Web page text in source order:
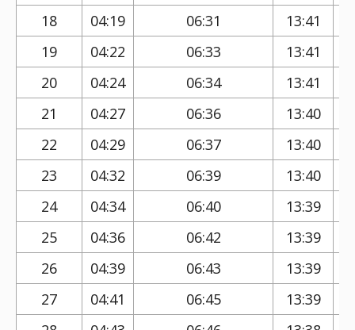
18 04:19 06:31 13:41
19
04:22 06:33 13:41
20
04:24 06:34 13:41
21
04:27 06:36 13:40
22
04:29 06:37 13:40
23
04:32 06:39 13:40
24
04:34 06:40 13:39
25
04:36 06:42 13:39
26
04:39 06:43 13:39
27
04:41 06:45 13:39